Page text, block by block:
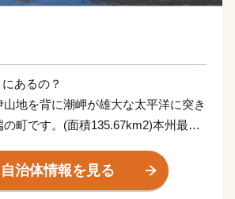
あるの？
地を背に潮岬が雄大な太平洋に突き
町です。(面積135.67km2)本州最南
とほぼ同緯度に位置します。茫々たる
西に長く延びた海岸線はこの地方の特
自治体情報を見る